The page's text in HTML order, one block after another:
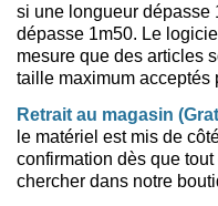
si une longueur dépasse
dépasse 1m50. Le
mesure que des articles
taille maximum acceptés
Retrait au magasin
le matériel est mis de
confirmation dès que
chercher dans notre